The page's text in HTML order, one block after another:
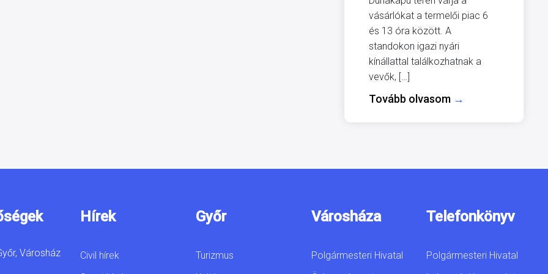
vásárlókat a termelői piac 6
és 13 óra között. A
standokon igazi nyári
kínállattal találkozhatnak a
vevők, […]
Tovább olvasom →
Városház
Hírek
Civil hírek
Győr
Turizmus
Városháza
Polgármesteri Hivatal
Telefonkönyv
Polgármesteri Hivatal